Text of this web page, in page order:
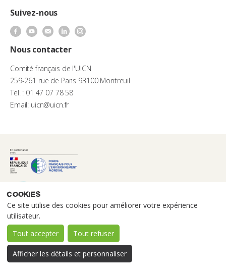
Cookies
Ce site utilise des cookies pour améliorer votre expérience
utilisateur.
Tout accepter
Tout refuser
Afficher les détails et personnaliser
Suivez-nous
Nous contacter
Comité français de l'UICN
259-261 rue de Paris 93100 Montreuil
Tel. : 01 47 07 78 58
Email: uicn@uicn.fr